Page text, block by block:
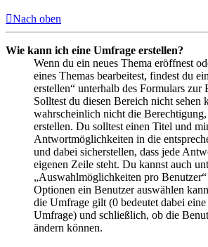
Nach oben
Wie kann ich eine Umfrage erstellen?
Wenn du ein neues Thema eröffnest
eines Themas bearbeitest, findest du
erstellen“ unterhalb des Formulars zur
Solltest du diesen Bereich nicht sehen
wahrscheinlich nicht die
erstellen. Du solltest einen Titel und
Antwortmöglichkeiten in die
und dabei sicherstellen, dass jede
eigenen Zeile steht. Du kannst auch
„Auswahlmöglichkeiten pro
Optionen ein Benutzer auswählen
die Umfrage gilt (0 bedeutet dabei
Umfrage) und schließlich, ob die
ändern können.